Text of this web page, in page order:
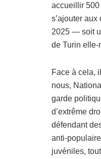
accueillir
s’ajouter
2025 — soit
de Turin elle-
Face à cela,
nous,
garde
d’extrême
défendant
anti-
juvéniles,